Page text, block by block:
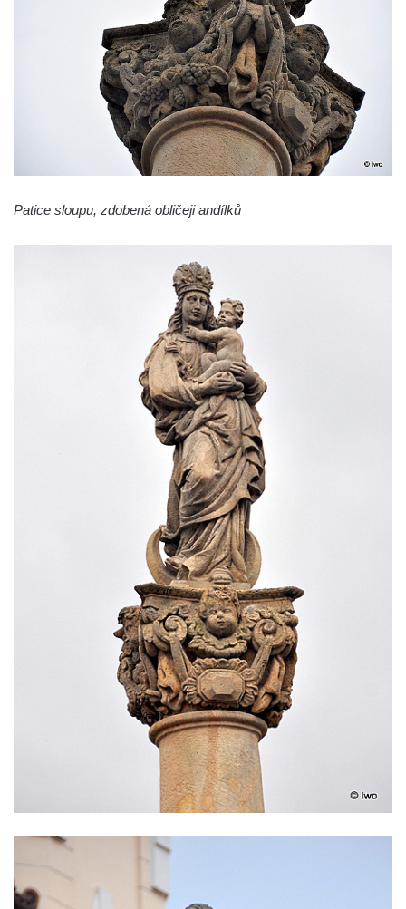
Sloup Panny Marie v Třebechovicích pod
Sloup Nejsvětější Trojice v Třebechovicích
pod Orebem
Sloup s kaplicí (boží muka) Kamenická
Sloup svatého Floriana v Potštejně
Sloup Panny Marie v Liberci u kostela
Sloup Panny Marie v Miletíně
Sloup Panny Marie v Lomnici nad Popelkou
Sloup Panny Marie v Novém Bydžově
Sloup (pilíř) Panny Marie v Jezvé
Sloup Panny Marie v Horní Libchavě
Sloup Panny Marie v Markvarticích
Sloup Panny Marie v Hodkovicích nad
Sloup Panny Marie v Českém Dubu
Sloup s kaplicí (boží muka) u silnice do
Sloup Panny Marie v Osečné
Sloup svatého Antonína Paduánského v
Sloup Panny Marie ve Zdislavě
Boží muka v Hejnicích
Sloup Panny Marie v Hejnicích
Sloup Panny Marie v Horní Světlé
na náměstí Svobody v Plané
Sloup se sochou Bolestného Krista (Ecce
Patice sloupu, zdobená obličeji andílků